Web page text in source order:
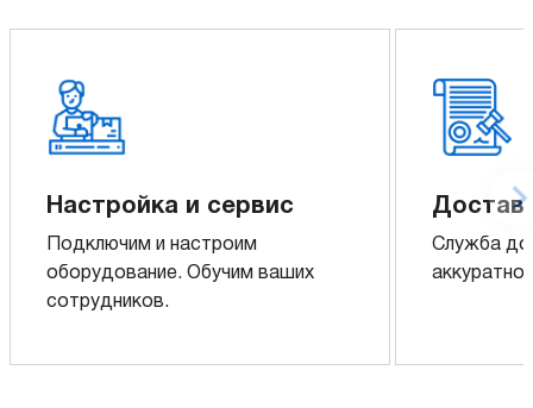
Настройка и сервис
Подключим и настроим
оборудование. Обучим ваших
сотрудников.
Служба
аккуратно